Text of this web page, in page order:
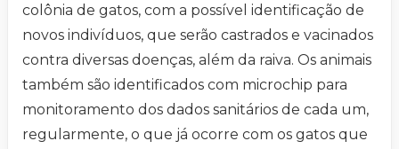
colônia de gatos, com a possível identificação de
novos indivíduos, que serão castrados e vacinados
contra diversas doenças, além da raiva. Os animais
também são identificados com microchip para
monitoramento dos dados sanitários de cada um,
regularmente, o que já ocorre com os gatos que